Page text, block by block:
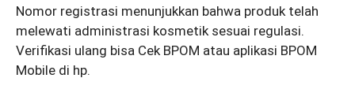
Nomor registrasi menunjukkan bahwa produk telah
melewati administrasi kosmetik sesuai regulasi.
Verifikasi ulang bisa Cek BPOM atau aplikasi BPOM
Mobile di hp.